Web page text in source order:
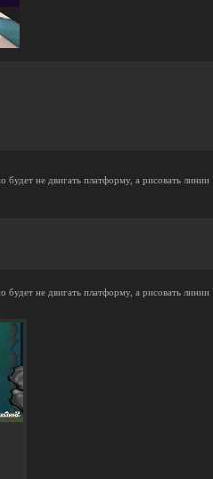
будет не двигать платформу, а рисовать линии
будет не двигать платформу, а рисовать линии